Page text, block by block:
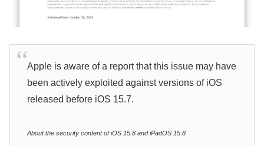
Apple is aware of a report that this issue may have
been actively exploited against versions of iOS
released before iOS 15.7.
About the security content of iOS 15.8 and iPadOS 15.8